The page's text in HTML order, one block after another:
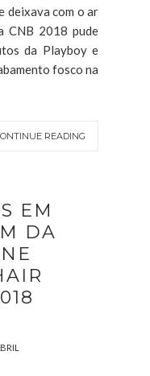
deixava com o ar
CNB 2018 pude
da Playboy e
fosco na
READING
EM
DA